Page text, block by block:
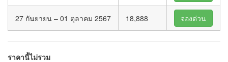
27 กันยายน – 01 ตุลาคม 2567 18,888 จองด่วน
ราคานี้ไม่รวม